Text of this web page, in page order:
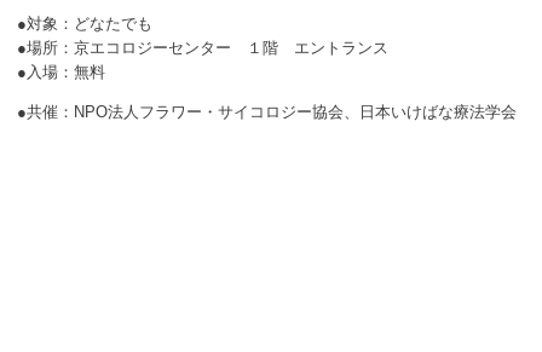
学校関係の方
●対象：どなたでも
●場所：京エコロジーセンター １階 エントランス
●入場：無料
●共催：NPO法人フラワー・サイコロジー協会、日本いけばな療法学会